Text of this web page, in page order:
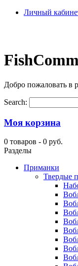
Личный
Добро пожаловать в
Search:
Моя корзина
0 товаров - 0 руб.
Разделы
Приманки
Твердые